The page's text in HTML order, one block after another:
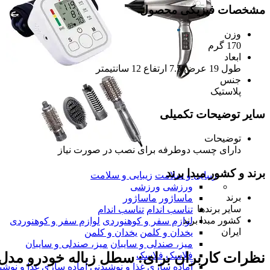
زیبایی و سلامت زیبایی و سلامت
ورزشی ورزشی
ماساژور ماساژور
تناسب اندام تناسب اندام
لوازم سفر و کوهنوردی لوازم سفر و کوهنوردی
یخدان و کلمن یخدان و کلمن
میز، صندلی و سایبان میز، صندلی و سایبان
فلاسک فلاسک
آماده سازی غذا و نوشیدنی آماده سازی غذا و
مشخصات فیزیکی محصول
وزن
170 گرم
ابعاد
طول 19 عرض 7.5 ارتفاع 12 سانتیمتر
جنس
پلاستیک
سایر توضیحات تکمیلی
توضیحات
دارای چسب دوطرفه برای نصب در صورت نیاز
برند و کشور مبدا برند
برند
سایر برندها
کشور مبدا برند
ایران
نظرات کاربران برای:سطل زباله خودرو